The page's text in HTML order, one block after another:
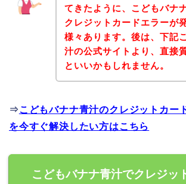
てきたように、こどもバナ
クレジットカードエラーが
様々あります。後は、下記
汁の公式サイトより、直接
といいかもしれません。
⇒ こどもバナナ青汁のクレジットカー
を今すぐ解決したい方はこちら
こどもバナナ青汁でクレジッ